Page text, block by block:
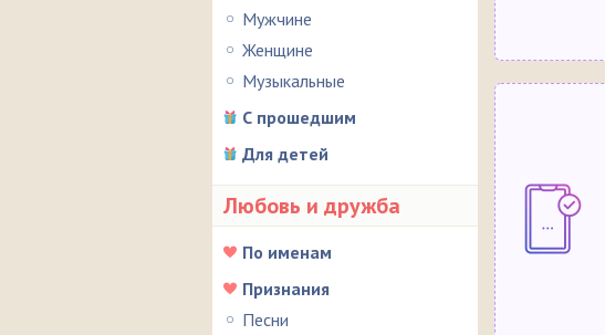
Мужчине
Женщине
Музыкальные
С прошедшим
Для детей
Любовь и дружба
По именам
Признания
Песни